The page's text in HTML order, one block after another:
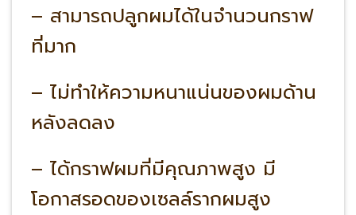
– สามารถปลูกผมได้ในจำนวนกราฟ
ที่มาก
– ไม่ทำให้ความหนาแน่นของผมด้าน
หลังลดลง
– ได้กราฟผมที่มีคุณภาพสูง มี
โอกาสรอดของเซลล์รากผมสูง